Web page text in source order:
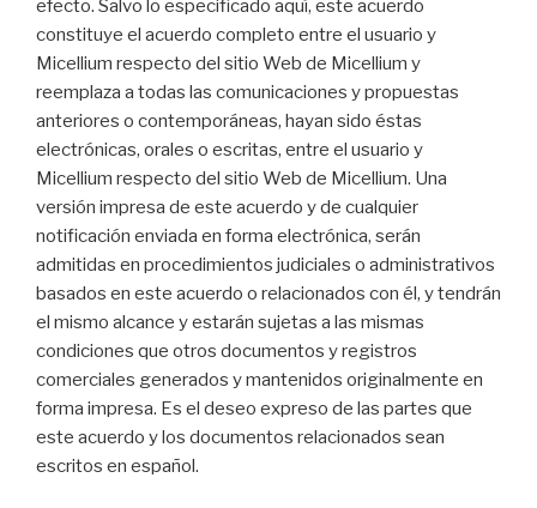
efecto. Salvo lo especificado aquí, este acuerdo
constituye el acuerdo completo entre el usuario y
Micellium respecto del sitio Web de Micellium y
reemplaza a todas las comunicaciones y propuestas
anteriores o contemporáneas, hayan sido éstas
electrónicas, orales o escritas, entre el usuario y
Micellium respecto del sitio Web de Micellium. Una
versión impresa de este acuerdo y de cualquier
notificación enviada en forma electrónica, serán
admitidas en procedimientos judiciales o administrativos
basados en este acuerdo o relacionados con él, y tendrán
el mismo alcance y estarán sujetas a las mismas
condiciones que otros documentos y registros
comerciales generados y mantenidos originalmente en
forma impresa. Es el deseo expreso de las partes que
este acuerdo y los documentos relacionados sean
escritos en español.